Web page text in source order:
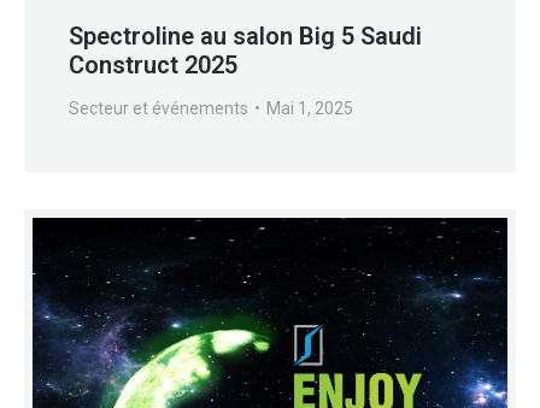
Spectroline au salon Big 5 Saudi
Construct 2025
Secteur et événements Mai 1, 2025